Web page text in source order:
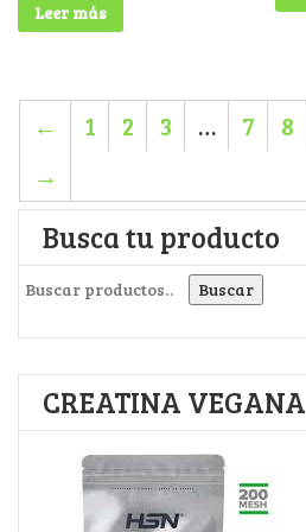
Leer más
← 1 2 3 … 7 8
→
Busca tu producto
Buscar
CREATINA VEGANA